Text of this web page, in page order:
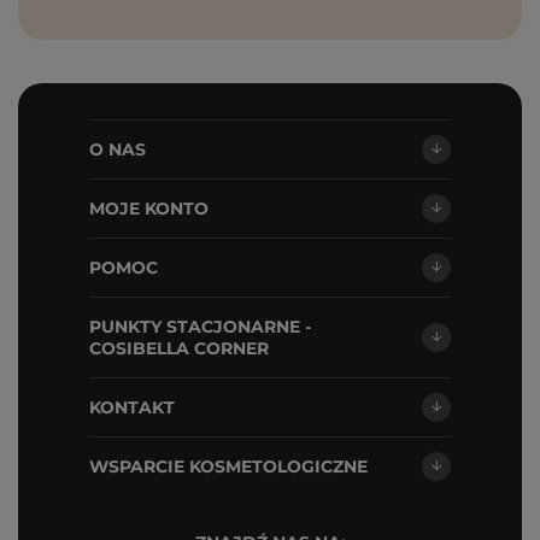
O NAS
MOJE KONTO
POMOC
PUNKTY STACJONARNE -
COSIBELLA CORNER
KONTAKT
WSPARCIE KOSMETOLOGICZNE